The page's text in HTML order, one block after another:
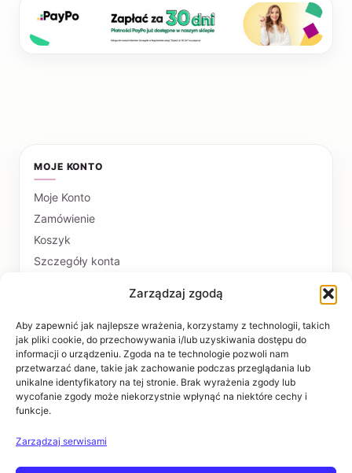
Zarządzaj zgodą
Aby zapewnić jak najlepsze wrażenia, korzystamy z technologii, takich
jak pliki cookie, do przechowywania i/lub uzyskiwania dostępu do
informacji o urządzeniu. Zgoda na te technologie pozwoli nam
przetwarzać dane, takie jak zachowanie podczas przeglądania lub
unikalne identyfikatory na tej stronie. Brak wyrażenia zgody lub
wycofanie zgody może niekorzystnie wpłynąć na niektóre cechy i
funkcje.
Zarządzaj serwisami
MOJE KONTO
Moje Konto
Zamówienie
Koszyk
Szczegóły konta
PŁATNOŚCI I DOSTAWA
Formy płatności
Czas realizacji i koszty dostawy
INFORMACJE
Regulaminy